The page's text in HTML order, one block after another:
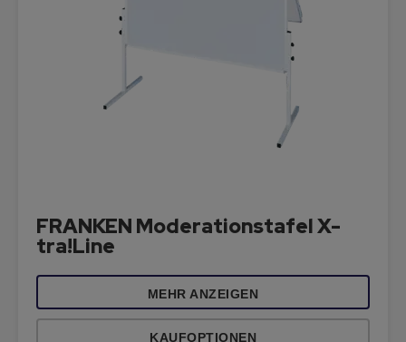
FRANKEN Moderationstafel X-
tra!Line
MEHR ANZEIGEN
KAUFOPTIONEN